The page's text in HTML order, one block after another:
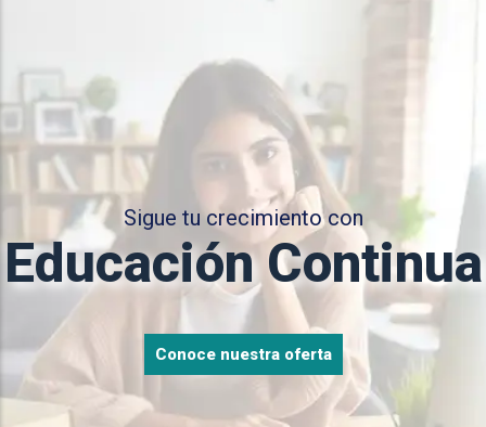
Sigue tu crecimiento con
Educación Continua
Conoce nuestra oferta